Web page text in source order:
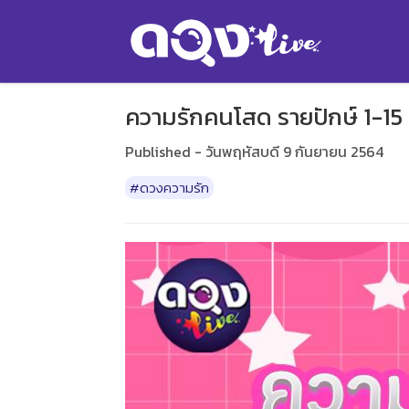
ความรักคนโสด รายปักษ์ 1-
Published - วันพฤหัสบดี 9 กันยายน 2564
#ดวงความรัก